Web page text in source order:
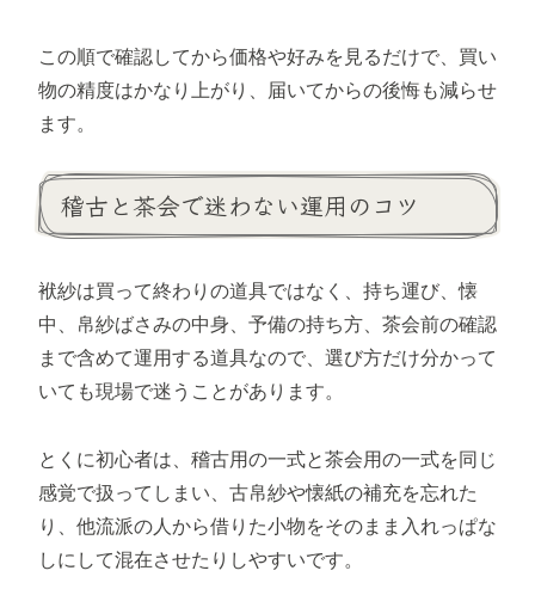
この順で確認してから価格や好みを見るだけで、買い
物の精度はかなり上がり、届いてからの後悔も減らせ
ます。
稽古と茶会で迷わない運用のコツ
袱紗は買って終わりの道具ではなく、持ち運び、懐
中、帛紗ばさみの中身、予備の持ち方、茶会前の確認
まで含めて運用する道具なので、選び方だけ分かって
いても現場で迷うことがあります。
とくに初心者は、稽古用の一式と茶会用の一式を同じ
感覚で扱ってしまい、古帛紗や懐紙の補充を忘れた
り、他流派の人から借りた小物をそのまま入れっぱな
しにして混在させたりしやすいです。